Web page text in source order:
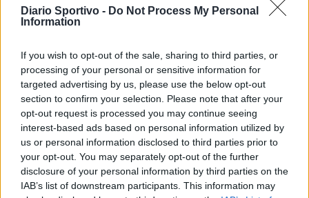
Diario Sportivo - Do Not Process My Personal
Information
If you wish to opt-out of the sale, sharing to third parties, or
processing of your personal or sensitive information for
targeted advertising by us, please use the below opt-out
section to confirm your selection. Please note that after your
opt-out request is processed you may continue seeing
interest-based ads based on personal information utilized by
us or personal information disclosed to third parties prior to
your opt-out. You may separately opt-out of the further
disclosure of your personal information by third parties on the
IAB’s list of downstream participants. This information may
12 Ricardo Stechina
13 Michele Suella Guspini
Matteo Vinci Ferrini
15 Edoardo Bonicelli Idolo 2
16 Luca Caboni Guspini